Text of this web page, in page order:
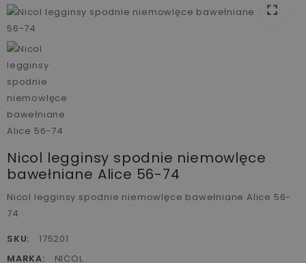
fullscreen
Nicol legginsy spodnie niemowlęce
bawełniane Alice 56-74
Nicol legginsy spodnie niemowlęce bawełniane Alice 56-
74
SKU:
175201
MARKA:
NICOL